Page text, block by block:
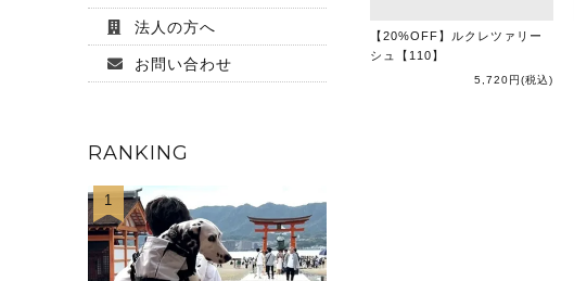
法人の方へ
お問い合わせ
RANKING
1
【20%OFF】ルクレツァリー
シュ【110】
5,720円(税込)